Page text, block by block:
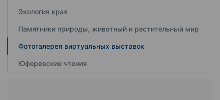
Экология края
Памятники природы, животный и растительный мир
Фотогалерея виртуальных выставок
Юферевские чтения